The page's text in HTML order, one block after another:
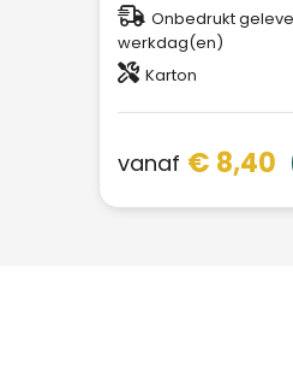
Onbedrukt
werkdag(en)
Karton
vanaf € 8,40